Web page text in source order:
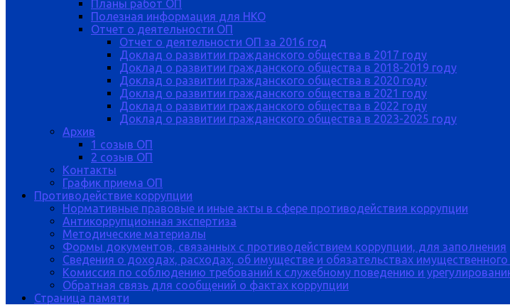
Планы работ ОП
Полезная информация для НКО
Отчет о деятельности ОП
Отчет о деятельности ОП за 2016 год
Доклад о развитии гражданского общества в 2017 году
Доклад о развитии гражданского общества в 2018-2019 году
Доклад о развитии гражданского общества в 2020 году
Доклад о развитии гражданского общества в 2021 году
Доклад о развитии гражданского общества в 2022 году
Доклад о развитии гражданского общества в 2023-2025 году
Архив
1 созыв ОП
2 созыв ОП
Контакты
График приема ОП
Противодействие коррупции
Нормативные правовые и иные акты в сфере противодействия коррупции
Антикоррупционная экспертиза
Методические материалы
Формы документов, связанных с противодействием коррупции, для заполнения
Сведения о доходах, расходах, об имуществе и обязательствах имущественного
Комиссия по соблюдению требований к служебному поведению и
Обратная связь для сообщений о фактах коррупции
Страница памяти